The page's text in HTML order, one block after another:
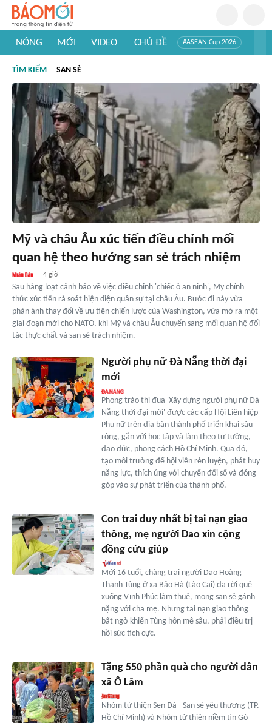
NÓNG MỚI VIDEO CHỦ ĐỀ #ASEAN Cup 2026
#Khám phá thế giới
TÌM KIẾM SAN SẺ
Mỹ và châu Âu xúc tiến điều chỉnh mối
quan hệ theo hướng san sẻ trách nhiệm
4 giờ
Sau hàng loạt cảnh báo về việc điều chỉnh 'chiếc ô an ninh', Mỹ chính
thức xúc tiến rà soát hiện diện quân sự tại châu Âu. Bước đi này vừa
phản ánh thay đổi về ưu tiên chiến lược của Washington, vừa mở ra một
giai đoạn mới cho NATO, khi Mỹ và châu Âu chuyển sang mối quan hệ đối
tác thực chất và san sẻ trách nhiệm.
Người phụ nữ Đà Nẵng thời đại
mới
Phong trào thi đua 'Xây dựng người phụ nữ Đà
Nẵng thời đại mới' được các cấp Hội Liên hiệp
Phụ nữ trên địa bàn thành phố triển khai sâu
rộng, gắn với học tập và làm theo tư tưởng,
đạo đức, phong cách Hồ Chí Minh. Qua đó,
tạo môi trường để hội viên rèn luyện, phát huy
năng lực, thích ứng với chuyển đổi số và đóng
góp vào sự phát triển của thành phố.
Con trai duy nhất bị tai nạn giao
thông, mẹ người Dao xin cộng
đồng cứu giúp
Mới 16 tuổi, chàng trai người Dao Hoàng
Thanh Tùng ở xã Bảo Hà (Lào Cai) đã rời quê
xuống Vĩnh Phúc làm thuê, mong san sẻ gánh
nặng với cha mẹ. Nhưng tai nạn giao thông
bất ngờ khiến Tùng hôn mê sâu, phải điều trị
hồi sức tích cực.
Tặng 550 phần quà cho người dân
xã Ô Lâm
Nhóm từ thiện Sen Đá - San sẻ yêu thương (TP.
Hồ Chí Minh) và Nhóm từ thiện niềm tin Gò